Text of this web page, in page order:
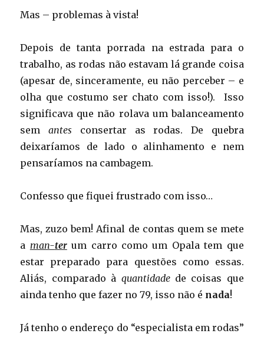
Mas – problemas à vista!
Depois de tanta porrada na estrada para o
trabalho, as rodas não estavam lá grande coisa
(apesar de, sinceramente, eu não perceber – e
olha que costumo ser chato com isso!). Isso
significava que não rolava um balanceamento
semantes consertar as rodas. De quebra
deixaríamos de lado o alinhamento e nem
pensaríamos na cambagem.
Confesso que fiquei frustrado com isso…
Mas, zuzo bem! Afinal de contas quem se mete
a man-terum carro como um Opala tem que
estar preparado para questões como essas.
Aliás, comparado à quantidadede coisas que
ainda tenho que fazer no 79, isso não é nada!
Já tenho o endereço do “especialista em rodas”